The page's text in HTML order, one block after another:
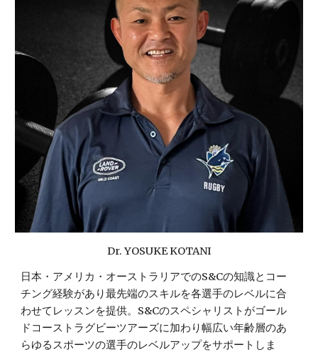
Dr. YOSUKE KOTANI
日本・アメリカ・オーストラリアでのS&Cの知識とコー
チング経験があり最先端のスキルを各選手のレベルに合
わせてレッスンを提供。S&Cのスペシャリストがゴール
ドコーストラグビーツアーズに加わり幅広い年齢層のあ
らゆるスポーツの選手のレベルアップをサポートしま